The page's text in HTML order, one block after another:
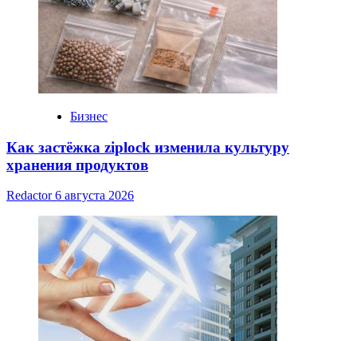
Бизнес
Как застёжка ziplock изменила культуру
хранения продуктов
Redactor6 августа 2026